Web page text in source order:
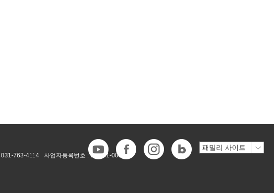
031-763-4114 사업자등록번호 :718-81-00546